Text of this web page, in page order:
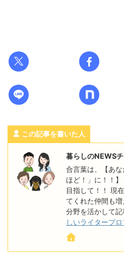
この記事を書いた人
暮らしのNEWS
合言葉は、【あ
ほど！」に！！
目指して！！ 現
てくれた仲間も
分野を活かして
しいライタープ